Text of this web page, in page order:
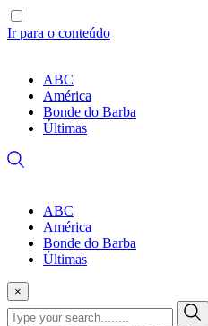
Ir para o conteúdo
ABC
América
Bonde do Barba
Últimas
ABC
América
Bonde do Barba
Últimas
×